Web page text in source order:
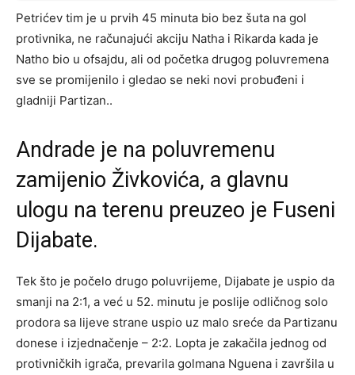
Petrićev tim je u prvih 45 minuta bio bez šuta na gol
protivnika, ne računajući akciju Natha i Rikarda kada je
Natho bio u ofsajdu, ali od početka drugog poluvremena
sve se promijenilo i gledao se neki novi probuđeni i
gladniji Partizan..
Andrade je na poluvremenu
zamijenio Živkovića, a glavnu
ulogu na terenu preuzeo je Fuseni
Dijabate.
Tek što je počelo drugo poluvrijeme, Dijabate je uspio da
smanji na 2:1, a već u 52. minutu je poslije odličnog solo
prodora sa lijeve strane uspio uz malo sreće da Partizanu
donese i izjednačenje – 2:2. Lopta je zakačila jednog od
protivničkih igrača, prevarila golmana Nguena i završila u